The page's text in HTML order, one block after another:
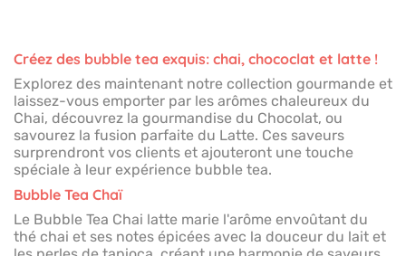
Créez des bubble tea exquis: chai, chococlat et latte !
Explorez des maintenant notre collection gourmande et
laissez-vous emporter par les arômes chaleureux du
Chai, découvrez la gourmandise du Chocolat, ou
savourez la fusion parfaite du Latte. Ces saveurs
surprendront vos clients et ajouteront une touche
spéciale à leur expérience bubble tea.
Bubble Tea Chaï
Le Bubble Tea Chai latte marie l'arôme envoûtant du
thé chai et ses notes épicées avec la douceur du lait et